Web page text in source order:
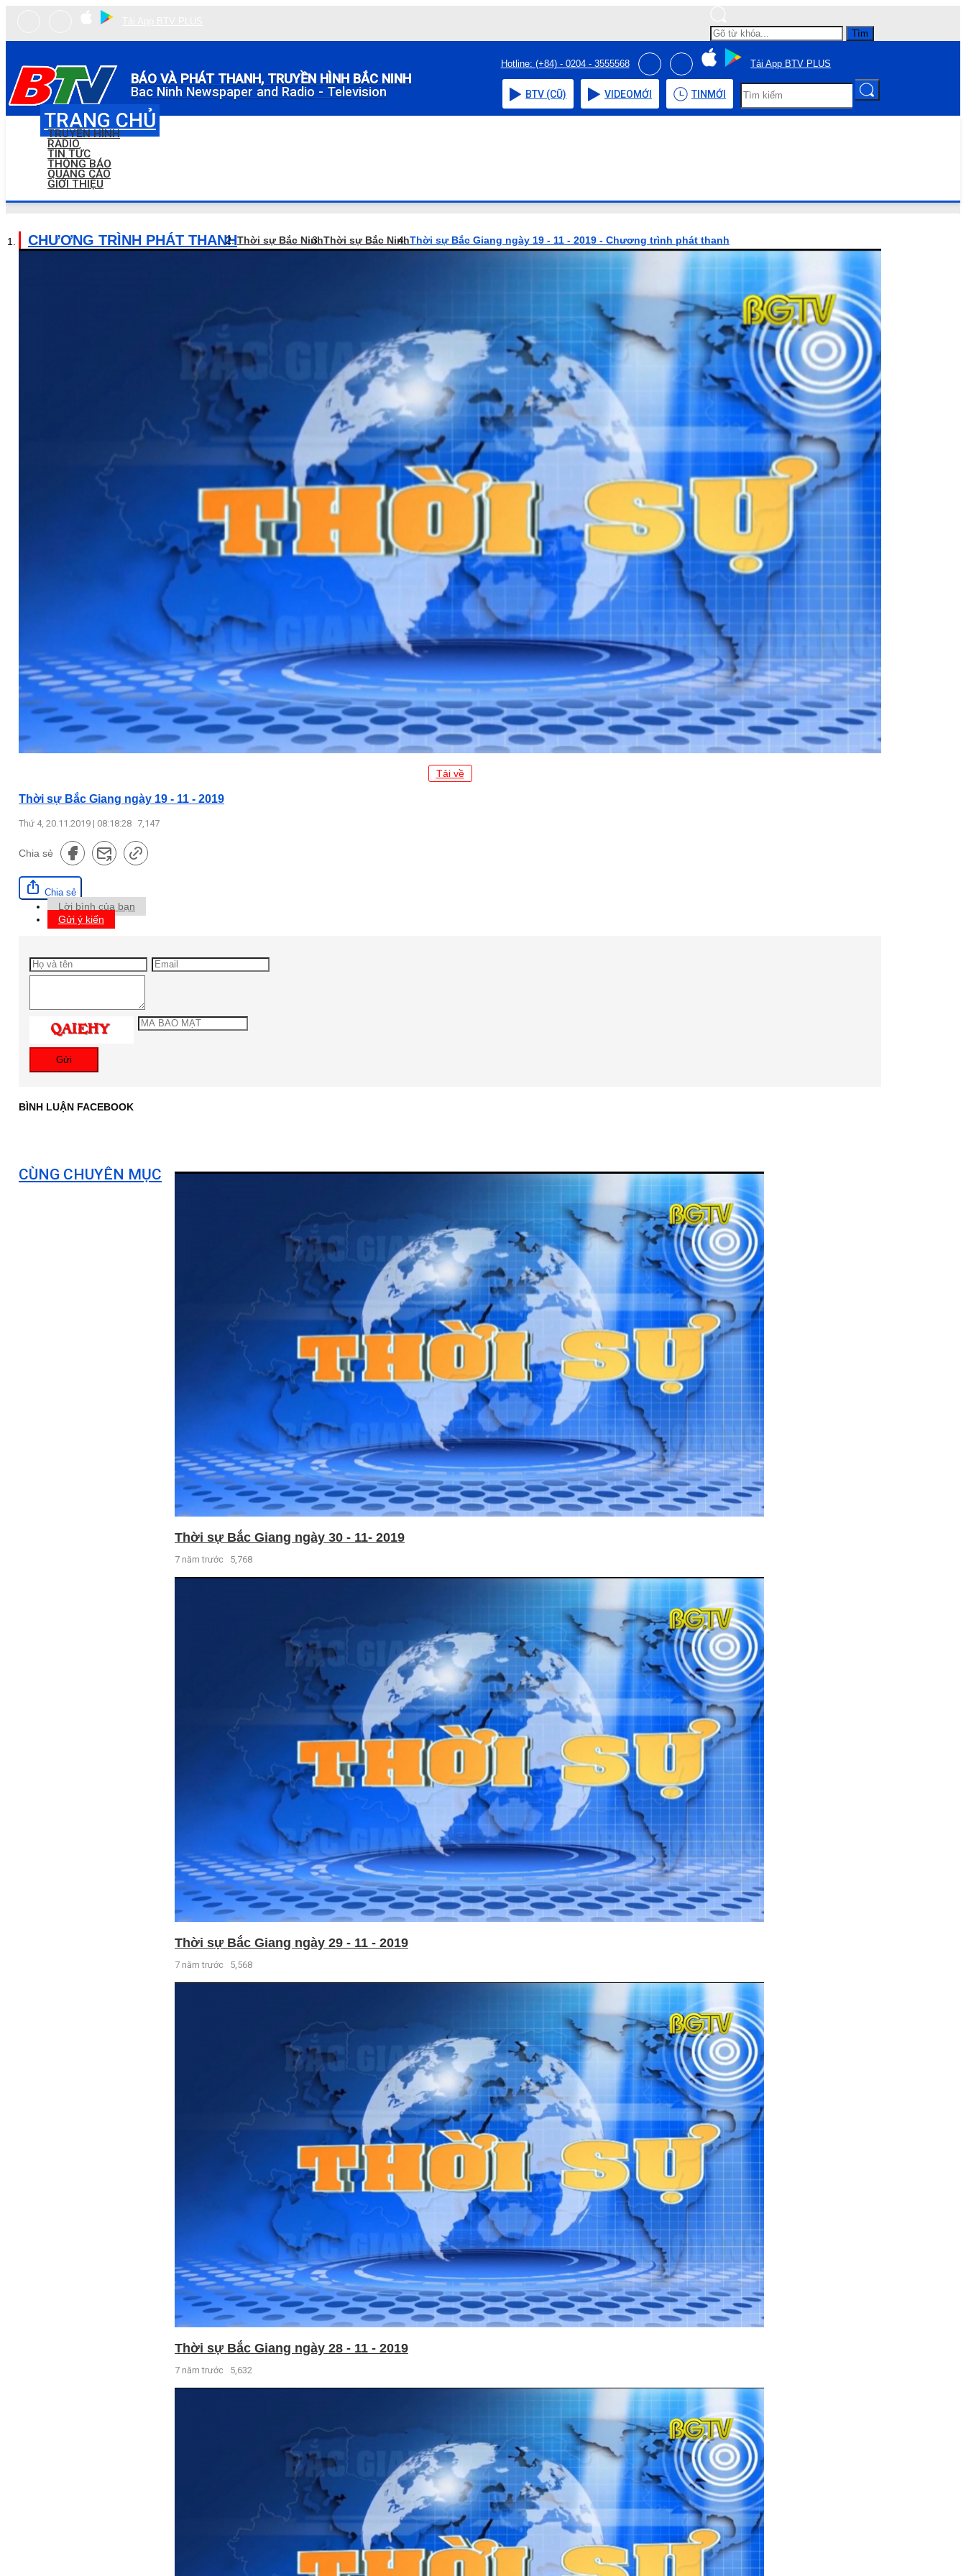
Tìm
BÁO VÀ PHÁT THANH, TRUYỀN HÌNH BẮC NINH
Bac Ninh Newspaper and Radio - Television
Hotline: (+84) - 0204 - 3555568 Tải App BTV PLUS
BTV (CŨ) VIDEOMỚI TIN MỚI
TRANG CHỦ
TRUYỀN HÌNH
RADIO
TIN TỨC
THÔNG BÁO
QUẢNG CÁO
GIỚI THIỆU
CHƯƠNG TRÌNH PHÁT THANHThời sự Bắc NinhThời sự Bắc NinhThời sự Bắc Giang ngày 19 - 11 - 2019 - Chương trình phát thanh
Tải về
Thời sự Bắc Giang ngày 19 - 11 - 2019
Thứ 4, 20.11.2019 | 08:18:28 7,147
Chia sẻ
Chia sẻ
Lời bình của bạn
Gửi ý kiến
Gửi
BÌNH LUẬN FACEBOOK
CÙNG CHUYÊN MỤC
Thời sự Bắc Giang ngày 30 - 11- 2019
7 năm trước 5,768
Thời sự Bắc Giang ngày 29 - 11 - 2019
7 năm trước 5,568
Thời sự Bắc Giang ngày 28 - 11 - 2019
7 năm trước 5,632